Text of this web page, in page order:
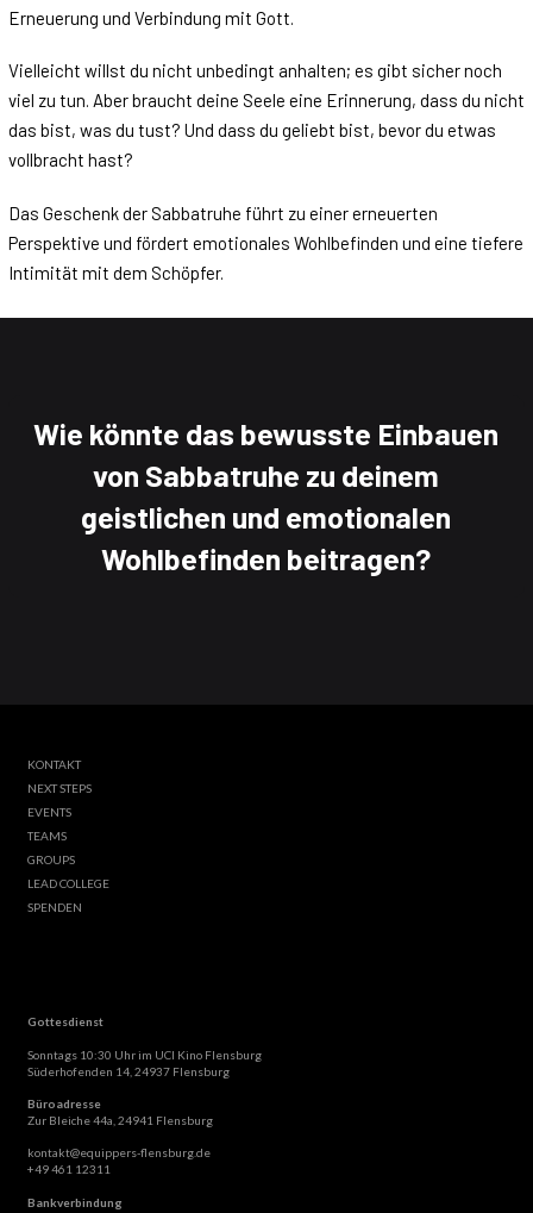
Erneuerung und Verbindung mit Gott.
Vielleicht willst du nicht unbedingt anhalten; es gibt sicher noch
viel zu tun. Aber braucht deine Seele eine Erinnerung, dass du nicht
das bist, was du tust? Und dass du geliebt bist, bevor du etwas
vollbracht hast?
Das Geschenk der Sabbatruhe führt zu einer erneuerten
Perspektive und fördert emotionales Wohlbefinden und eine tiefere
Intimität mit dem Schöpfer.
Wie könnte das bewusste Einbauen
von Sabbatruhe zu deinem
geistlichen und emotionalen
Wohlbefinden beitragen?
KONTAKT
NEXT STEPS
EVENTS
TEAMS
GROUPS
LEAD COLLEGE
SPENDEN
Gottesdienst
Sonntags 10:30 Uhr im UCI Kino Flensburg
Süderhofenden 14, 24937 Flensburg
Büroadresse
Zur Bleiche 44a, 24941 Flensburg
kontakt@equippers-flensburg.de
+49 461 12311
Bankverbindung